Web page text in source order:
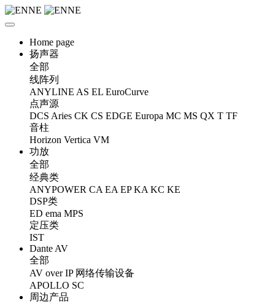
Home page
扬声器
全部
线阵列
ANYLINE AS EL EuroCurve
点声源
DCS Aries CK CS EDGE Europa MC MS QX T TF
音柱
Horizon Vertica VM
功放
全部
经典类
ANYPOWER CA EA EP KA KC KE
DSP类
ED ema MPS
定压类
IST
Dante AV
全部
AV over IP 网络传输设备
APOLLO SC
周边产品